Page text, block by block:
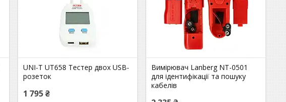
UNI-T UT658 Тестер двох USB-
розеток
1 795 ₴
Вимірювач Lanberg NT-0501
для ідентифікації та пошуку
кабелів